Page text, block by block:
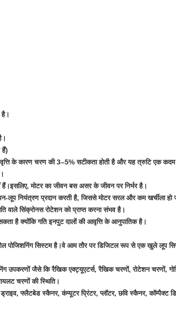
है।
हैं)
के कारण चरण की 3–5% सटीकता होती है और यह त्रुटि एक
हैं।इसलिए, मोटर का जीवन बस असर के जीवन पर निर्भर है।
लूप नियंत्रण प्रदान करती है, जिससे मोटर सरल और कम खर्चीला हो
वाले सिंक्रोनस रोटेशन को प्राप्त करना संभव है।
है क्योंकि गति इनपुट दालों की आवृत्ति के आनुपातिक है।
पोजिशनिंग सिस्टम है।वे आम तौर पर डिजिटल रूप से एक खुले लूप
उपकरणों जैसे कि रैखिक एक्ट्यूएटर्स, रैखिक चरणों, रोटेशन चरणों,
चरणों की स्थिति।
फ्लैटबेड स्कैनर, कंप्यूटर प्रिंटर, प्लॉटर, छवि स्कैनर, कॉम्पैक्ट